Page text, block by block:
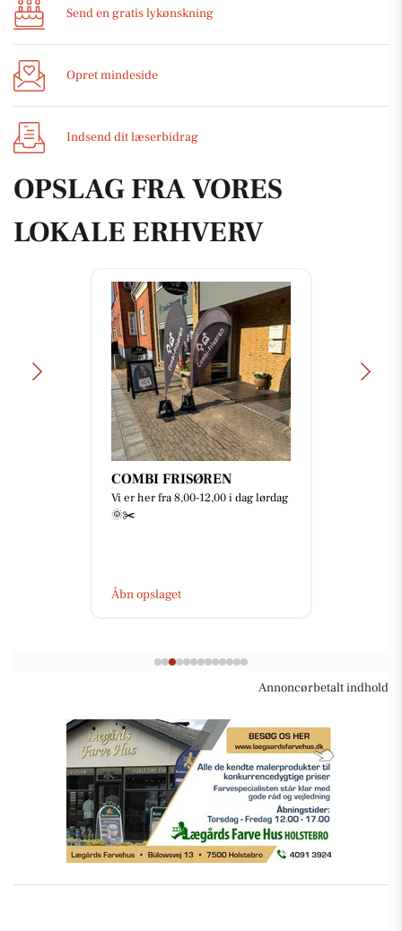
Send en gratis lykønskning
Opret mindeside
Indsend dit læserbidrag
OPSLAG FRA VORES
LOKALE ERHVERV
COMBI FRISØREN
Vi er her fra 8,00-12,00 i dag lørdag
🌞✂️
Åbn opslaget
Annoncørbetalt indhold